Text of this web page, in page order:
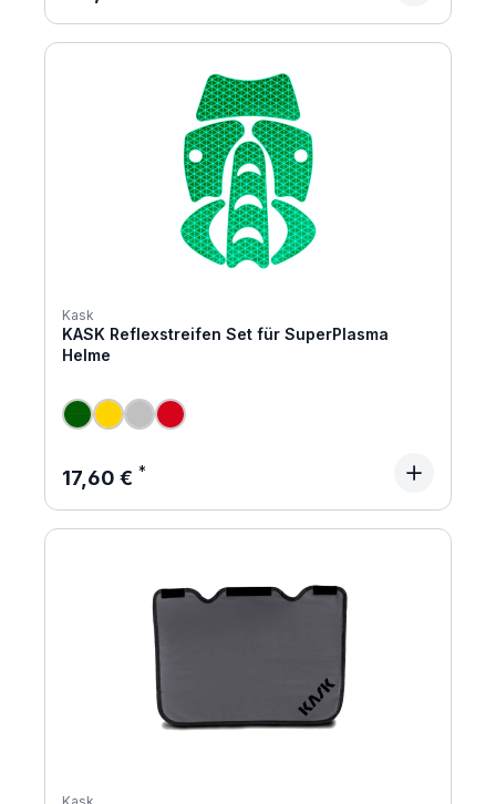
Kask
KASK Reflexstreifen Set für SuperPlasma
Helme
Regulärer Preis:
17,60 €